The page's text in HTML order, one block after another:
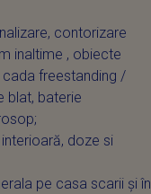
contorizare
inaltime , obiecte
freestanding /
blat, baterie
doze si
pe casa scarii și în